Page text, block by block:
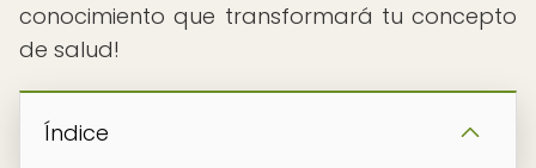
conocimiento que transformará tu concepto
de salud!
Índice